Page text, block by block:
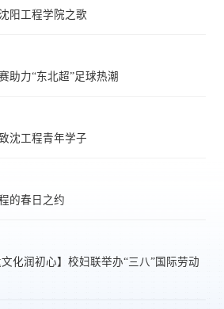
阳工程学院之歌
助力“东北超”足球热潮
沈工程青年学子
的春日之约
化润初心】校妇联举办“三八”国际劳动